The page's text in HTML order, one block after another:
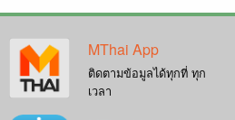
MThai App
ติดตามข้อมูลได้ทุกที่ ทุก
เวลา